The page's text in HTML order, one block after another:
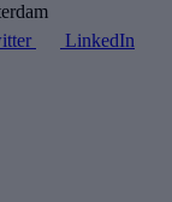
LinkedIn